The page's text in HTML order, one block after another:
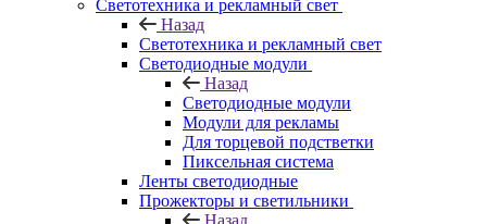
Светотехника и рекламный свет
Назад
Светотехника и рекламный свет
Светодиодные модули
Назад
Светодиодные модули
Модули для рекламы
Для торцевой подстветки
Пиксельная система
Ленты светодиодные
Прожекторы и светильники
Назад